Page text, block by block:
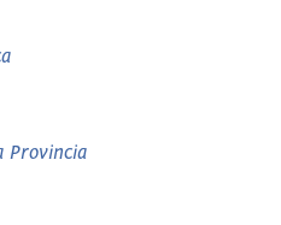
Provincia